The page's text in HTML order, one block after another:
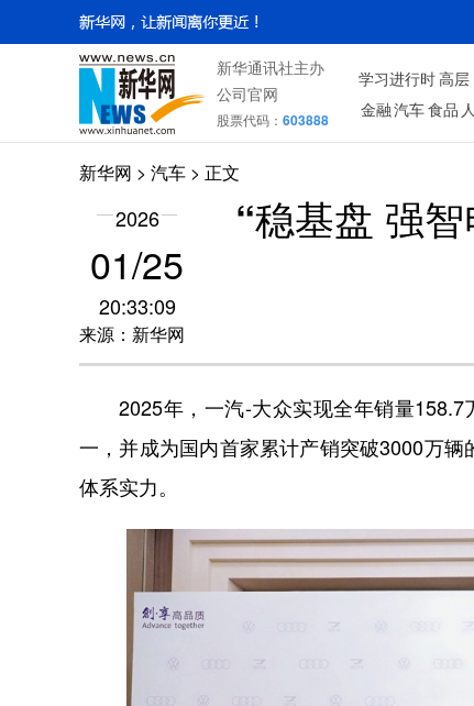
新华通讯社主办
公司官网
股票代码： 603888
学习进行时 高层
金融 汽车 食品
新华网 > 汽车 > 正文
2026
01/25
20:33:09
来源：新华网
“稳基盘 强
2025年，一汽-大众实现全年销量
一，并成为国内首家累计产销突破3000万
体系实力。